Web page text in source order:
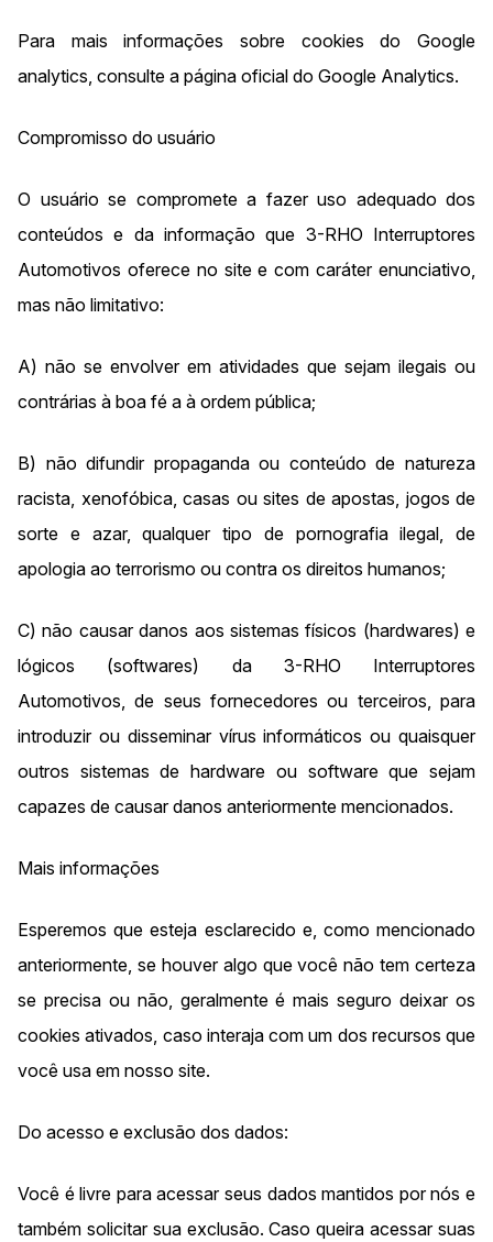
Para mais informações sobre cookies do Google
analytics, consulte a página oficial do Google Analytics.
Compromisso do usuário
O usuário se compromete a fazer uso adequado dos
conteúdos e da informação que 3-RHO Interruptores
Automotivos oferece no site e com caráter enunciativo,
mas não limitativo:
A) não se envolver em atividades que sejam ilegais ou
contrárias à boa fé a à ordem pública;
B) não difundir propaganda ou conteúdo de natureza
racista, xenofóbica, casas ou sites de apostas, jogos de
sorte e azar, qualquer tipo de pornografia ilegal, de
apologia ao terrorismo ou contra os direitos humanos;
C) não causar danos aos sistemas físicos (hardwares) e
lógicos (softwares) da 3-RHO Interruptores
Automotivos, de seus fornecedores ou terceiros, para
introduzir ou disseminar vírus informáticos ou quaisquer
outros sistemas de hardware ou software que sejam
capazes de causar danos anteriormente mencionados.
Mais informações
Esperemos que esteja esclarecido e, como mencionado
anteriormente, se houver algo que você não tem certeza
se precisa ou não, geralmente é mais seguro deixar os
cookies ativados, caso interaja com um dos recursos que
você usa em nosso site.
Do acesso e exclusão dos dados:
Você é livre para acessar seus dados mantidos por nós e
também solicitar sua exclusão. Caso queira acessar suas